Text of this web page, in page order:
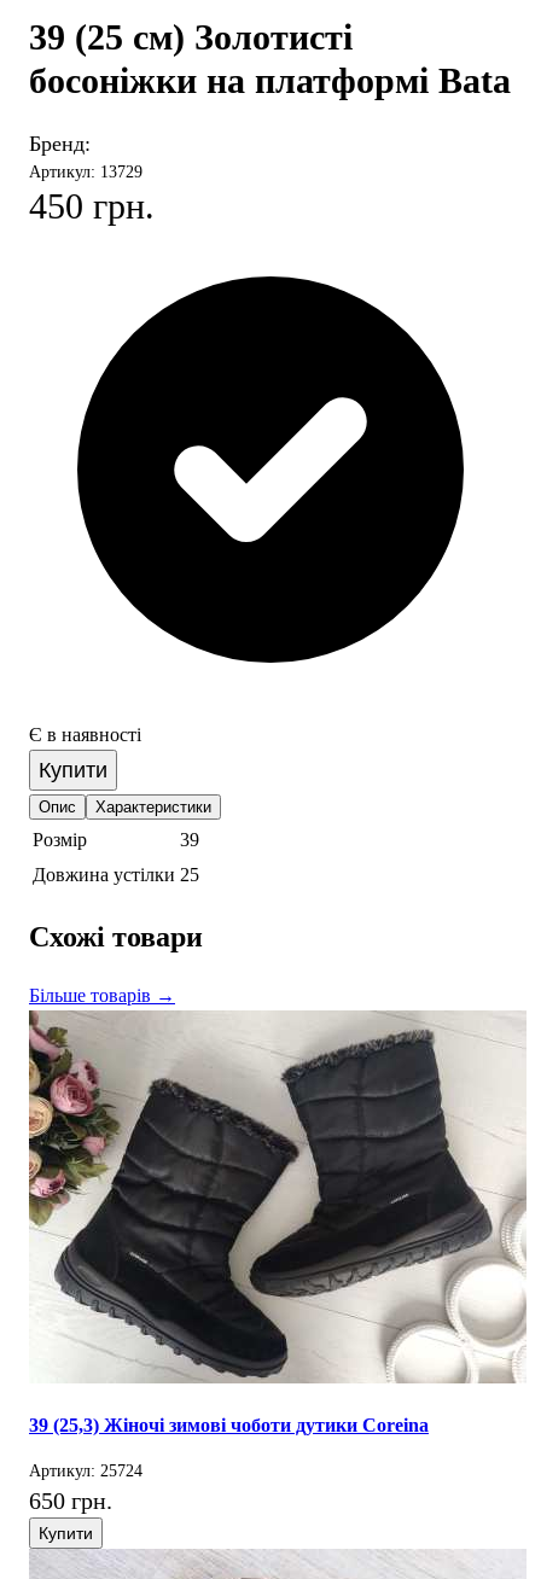
39 (25 см) Золотисті
босоніжки на платформі Bata
Бренд:
Артикул: 13729
450 грн.
Є в наявності
Купити
Опис Характеристики
Розмір
39
Довжина устілки 25
Схожі товари
Більше товарів →
39 (25,3) Жіночі зимові чоботи дутики Coreina
Артикул: 25724
650 грн.
Купити